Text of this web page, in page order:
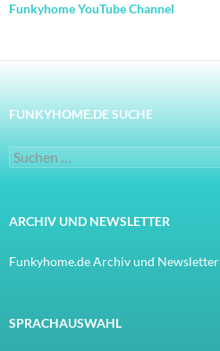
Funkyhome YouTube Channel
FUNKYHOME.DE SUCHE
Suchen
nach:
ARCHIV UND NEWSLETTER
Funkyhome.de Archiv und Newsletter
SPRACHAUSWAHL